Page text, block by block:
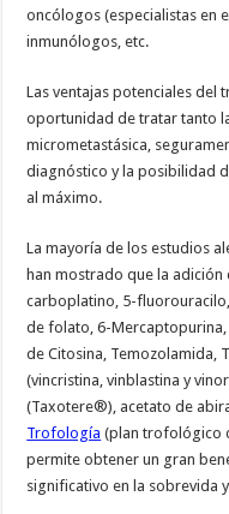
oncólogos (especialistas en
inmunólogos, etc.
Las ventajas potenciales del
oportunidad de tratar tanto
micrometastásica,
diagnóstico y la posibilidad
al máximo.
La mayoría de los estudios
han mostrado que la
carboplatino, 5-
de folato, 6-
de Citosina, Temozolamida,
(vincristina, vinblastina y
(Taxotere®), acetato de
Trofología (plan trofológico
permite obtener un gran
significativo en la sobrevida